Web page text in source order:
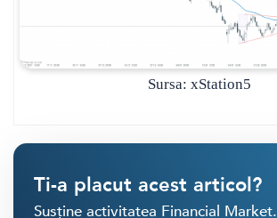
Sursa: xStation5
Ti-a placut acest articol?
Susține activitatea Financial Market.